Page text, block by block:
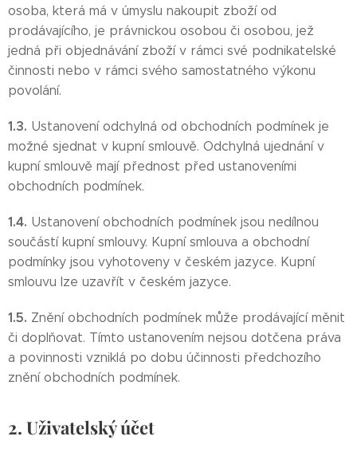
osoba, která má v úmyslu nakoupit zboží od
prodávajícího, je právnickou osobou či osobou, jež
jedná při objednávání zboží v rámci své podnikatelské
činnosti nebo v rámci svého samostatného výkonu
povolání.
1.3. Ustanovení odchylná od obchodních podmínek je
možné sjednat v kupní smlouvě. Odchylná ujednání v
kupní smlouvě mají přednost před ustanoveními
obchodních podmínek.
1.4. Ustanovení obchodních podmínek jsou nedílnou
součástí kupní smlouvy. Kupní smlouva a obchodní
podmínky jsou vyhotoveny v českém jazyce. Kupní
smlouvu lze uzavřít v českém jazyce.
1.5. Znění obchodních podmínek může prodávající měnit
či doplňovat. Tímto ustanovením nejsou dotčena práva
a povinnosti vzniklá po dobu účinnosti předchozího
znění obchodních podmínek.
2. Uživatelský účet